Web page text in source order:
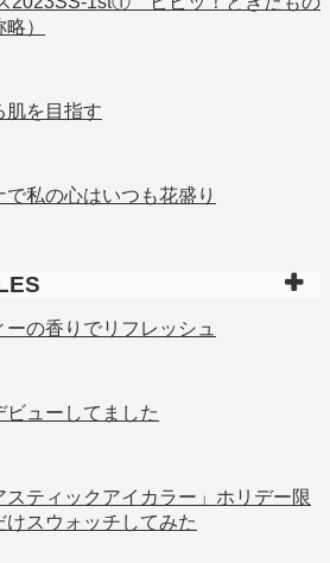
）
肌を目指す
私の心はいつも花盛り
の香りでリフレッシュ
ューしてました
スティックアイカラー」ホリデー限
けスウォッチしてみた